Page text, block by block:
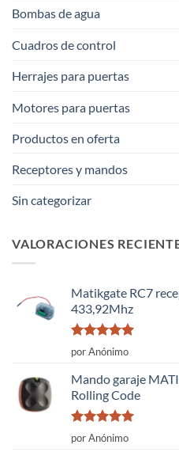
Bombas de agua
Cuadros de control
Herrajes para puertas
Motores para puertas
Productos en oferta
Receptores y mandos
Sin categorizar
VALORACIONES
Matikgate RC7
433,92Mhz
Valorado
con
por Anónimo
Mando garaje
Rolling Code
Valorado
con
por Anónimo